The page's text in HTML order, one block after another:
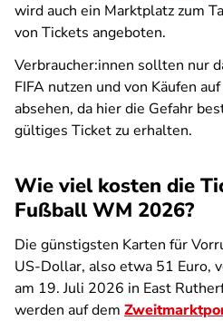
wird auch ein Marktplatz zum
von Tickets angeboten.
Verbraucher:innen sollten nur
FIFA nutzen und von Käufen
absehen, da hier die Gefahr
gültiges Ticket zu erhalten.
Wie viel kosten die
Fußball WM 2026?
Die günstigsten Karten für
US-Dollar, also etwa 51 Euro,
am 19. Juli 2026 in East
werden auf dem